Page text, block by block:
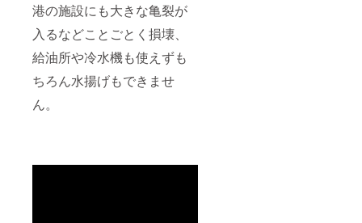
港の施設にも大きな亀裂が
入るなどことごとく損壊、
給油所や冷水機も使えずも
ちろん水揚げもできませ
ん。